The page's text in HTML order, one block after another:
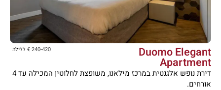




Duomo Elegant
Apartment
240-420 € ללילה
דירת נופש אלגנטית במרכז מילאנו, משופצת לחלוטין המכילה עד 4
אורחים.